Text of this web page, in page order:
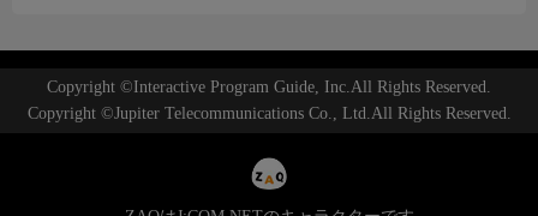
Copyright ©Interactive Program Guide, Inc.All Rights Reserved.
Copyright ©Jupiter Telecommunications Co., Ltd.All Rights Reserved.